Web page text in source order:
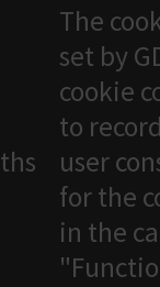
The
set by
cookie
to
user
for the
in the